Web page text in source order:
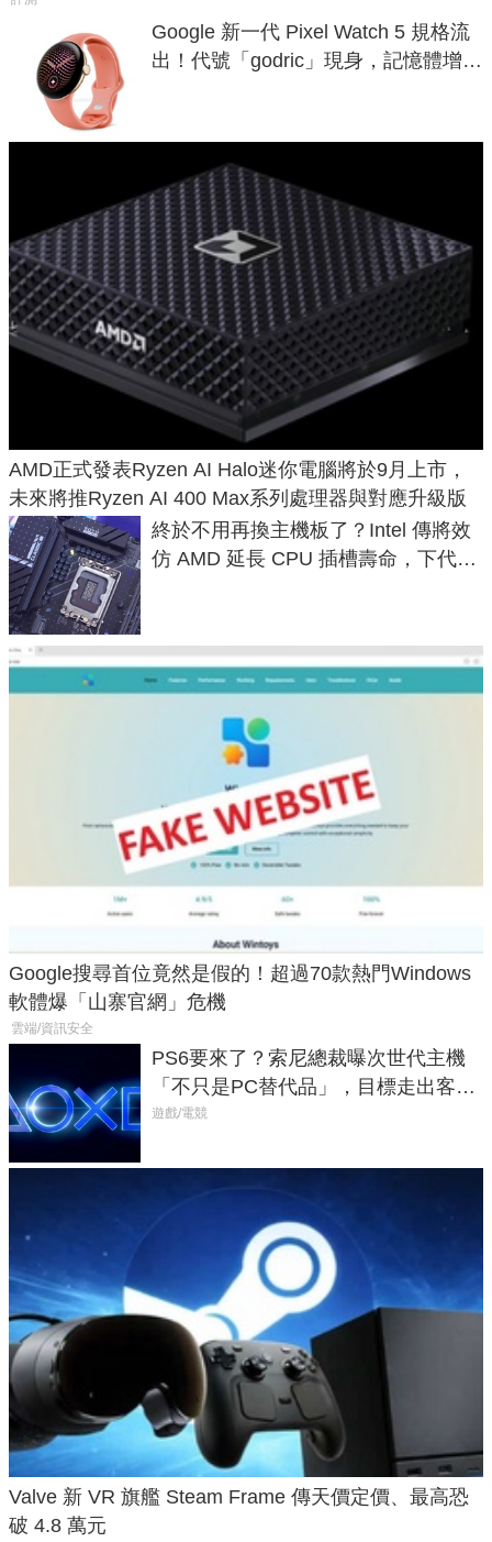
Google 新一代 Pixel Watch 5 規格流
出！代號「godric」現身，記憶體增強
AMD正式發表Ryzen AI Halo迷你電腦將於9月上市，
未來將推Ryzen AI 400 Max系列處理器與對應升級版
終於不用再換主機板了？Intel 傳將效
仿 AMD 延長 CPU 插槽壽命，下代
Google搜尋首位竟然是假的！超過70款熱門Windows
軟體爆「山寨官網」危機
雲端/資訊安全
PS6要來了？索尼總裁曝次世代主機
「不只是PC替代品」，目標走出客
廳、進軍電競桌面
遊戲/電競
Valve 新 VR 旗艦 Steam Frame 傳天價定價、最高恐
破 4.8 萬元